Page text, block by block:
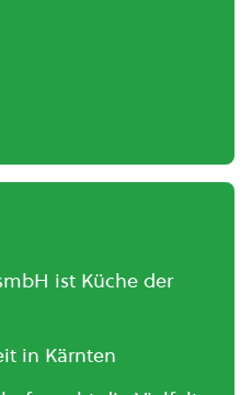
ist Küche der
in Kärnten